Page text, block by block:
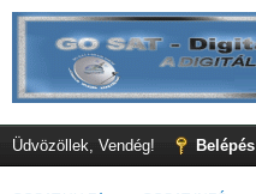
Üdvözöllek, Vendég! Belépés